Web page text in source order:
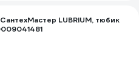
LUBRIUM, тюбик